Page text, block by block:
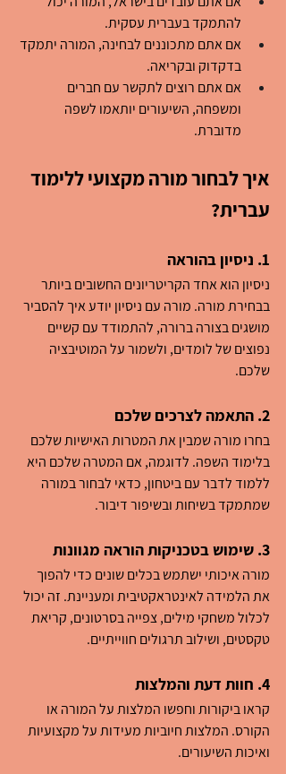
להתמקד בעברית עסקית.
אם אתם מתכוננים לבחינה, המורה יתמקד
בדקדוק ובקריאה.
אם אתם רוצים לתקשר עם חברים
ומשפחה, השיעורים יותאמו לשפה
מדוברת.
איך לבחור מורה מקצועי ללימוד
עברית?
1. ניסיון בהוראה
ניסיון הוא אחד הקריטריונים החשובים ביותר
בבחירת מורה. מורה עם ניסיון יודע איך להסביר
מושגים בצורה ברורה, להתמודד עם קשיים
נפוצים של לומדים, ולשמור על המוטיבציה
שלכם.
2. התאמה לצרכים שלכם
בחרו מורה שמבין את המטרות האישיות שלכם
בלימוד השפה. לדוגמה, אם המטרה שלכם היא
ללמוד לדבר עם ביטחון, כדאי לבחור במורה
שמתמקד בשיחות ובשיפור דיבור.
3. שימוש בטכניקות הוראה מגוונות
מורה איכותי ישתמש בכלים שונים כדי להפוך
את הלמידה לאינטראקטיבית ומעניינת. זה יכול
לכלול משחקי מילים, צפייה בסרטונים, קריאת
טקסטים, ושילוב תרגולים חווייתיים.
4. חוות דעת והמלצות
קראו ביקורות וחפשו המלצות על המורה או
הקורס. המלצות חיוביות מעידות על מקצועיות
ואיכות השיעורים.